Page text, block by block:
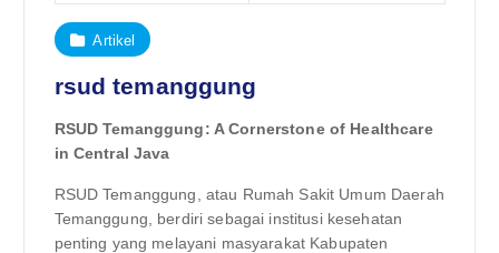
Artikel
rsud temanggung
RSUD Temanggung: A Cornerstone of Healthcare
in Central Java
RSUD Temanggung, atau Rumah Sakit Umum Daerah
Temanggung, berdiri sebagai institusi kesehatan
penting yang melayani masyarakat Kabupaten